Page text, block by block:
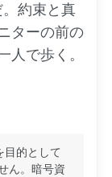
約束と真
ターの前の
人で歩く。
目的として
ん。暗号資